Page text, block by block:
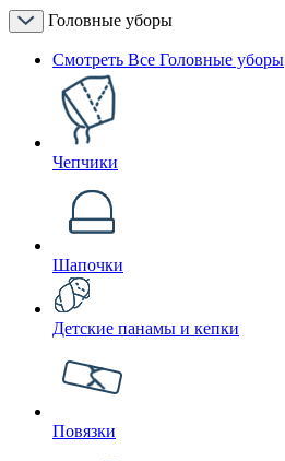
Головные уборы
Смотреть Все Головные уборы
Чепчики
Шапочки
Детские панамы и кепки
Повязки